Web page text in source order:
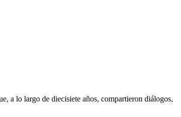
a lo largo de diecisiete años, compartieron diálogos,